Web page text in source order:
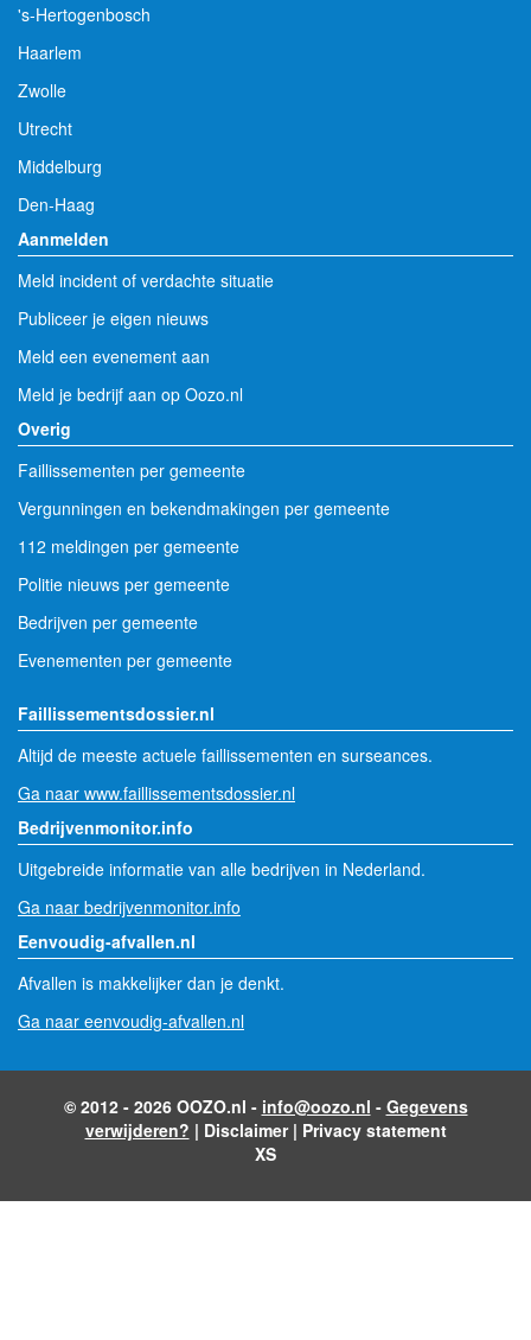
's-Hertogenbosch
Haarlem
Zwolle
Utrecht
Middelburg
Den-Haag
Aanmelden
Meld incident of verdachte situatie
Publiceer je eigen nieuws
Meld een evenement aan
Meld je bedrijf aan op Oozo.nl
Overig
Faillissementen per gemeente
Vergunningen en bekendmakingen per gemeente
112 meldingen per gemeente
Politie nieuws per gemeente
Bedrijven per gemeente
Evenementen per gemeente
Faillissementsdossier.nl
Altijd de meeste actuele faillissementen en surseances.
Ga naar www.faillissementsdossier.nl
Bedrijvenmonitor.info
Uitgebreide informatie van alle bedrijven in Nederland.
Ga naar bedrijvenmonitor.info
Eenvoudig-afvallen.nl
Afvallen is makkelijker dan je denkt.
Ga naar eenvoudig-afvallen.nl
© 2012 - 2026 OOZO.nl - info@oozo.nl - Gegevens
verwijderen? | Disclaimer| Privacy statement
XS